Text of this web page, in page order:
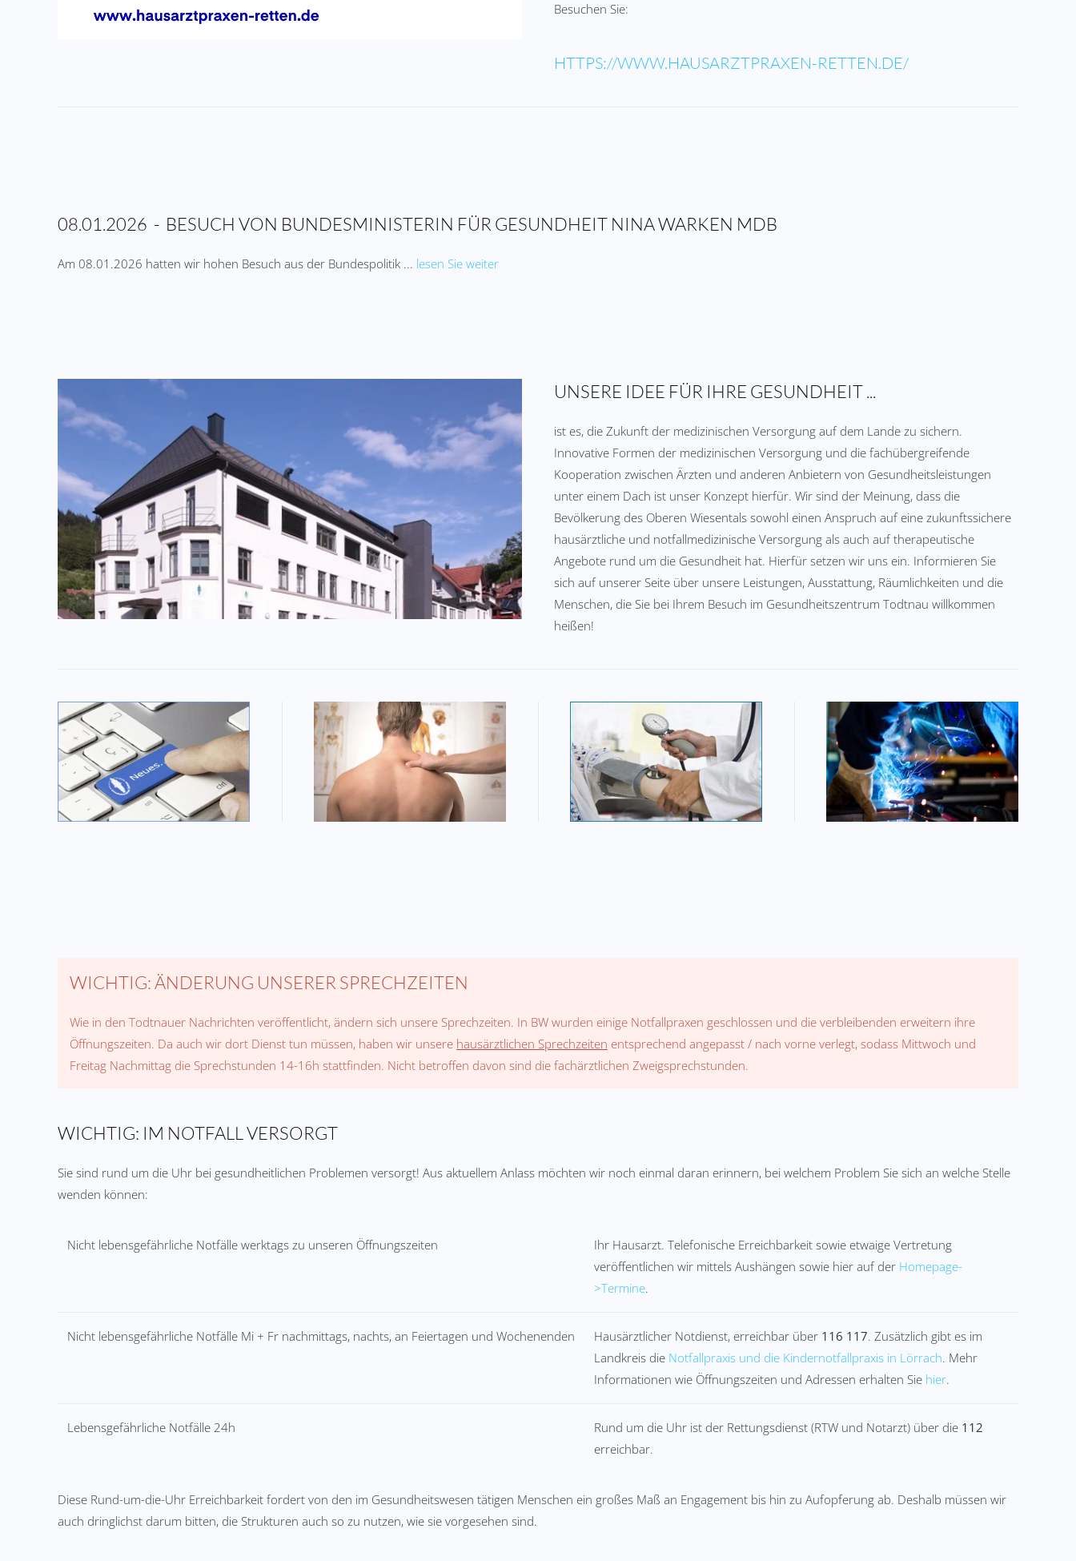
Besuchen Sie:
HTTPS://WWW.HAUSARZTPRAXEN-RETTEN.DE/
08.01.2026 - BESUCH VON BUNDESMINISTERIN FÜR GESUNDHEIT NINA WARKEN MDB
Am 08.01.2026 hatten wir hohen Besuch aus der Bundespolitik ... lesen Sie weiter
UNSERE IDEE FÜR IHRE GESUNDHEIT ...
ist es, die Zukunft der medizinischen Versorgung auf dem Lande zu sichern.
Innovative Formen der medizinischen Versorgung und die fachübergreifende
Kooperation zwischen Ärzten und anderen Anbietern von Gesundheitsleistungen
unter einem Dach ist unser Konzept hierfür. Wir sind der Meinung, dass die
Bevölkerung des Oberen Wiesentals sowohl einen Anspruch auf eine zukunftssichere
hausärztliche und notfallmedizinische Versorgung als auch auf therapeutische
Angebote rund um die Gesundheit hat. Hierfür setzen wir uns ein. Informieren Sie
sich auf unserer Seite über unsere Leistungen, Ausstattung, Räumlichkeiten und die
Menschen, die Sie bei Ihrem Besuch im Gesundheitszentrum Todtnau willkommen
heißen!
Lesenswertes rund um
das Gesundheitszentrum
Heilung und Vorbeugung
durch Bewegung.
Ihre Haus- und Fachärzte
vor Ort
Gesund im Beruf - Sicher
bei der Arbeit!
WICHTIG: ÄNDERUNG UNSERER SPRECHZEITEN
Wie in den Todtnauer Nachrichten veröffentlicht, ändern sich unsere Sprechzeiten. In BW wurden einige Notfallpraxen geschlossen und die verbleibenden erweitern ihre
Öffnungszeiten. Da auch wir dort Dienst tun müssen, haben wir unsere hausärztlichen Sprechzeiten entsprechend angepasst / nach vorne verlegt, sodass Mittwoch und
Freitag Nachmittag die Sprechstunden 14-16h stattfinden. Nicht betroffen davon sind die fachärztlichen Zweigsprechstunden.
WICHTIG: IM NOTFALL VERSORGT
Sie sind rund um die Uhr bei gesundheitlichen Problemen versorgt! Aus aktuellem Anlass möchten wir noch einmal daran erinnern, bei welchem Problem Sie sich an welche Stelle
wenden können:
Nicht lebensgefährliche Notfälle werktags zu unseren Öffnungszeiten
Ihr Hausarzt. Telefonische Erreichbarkeit sowie etwaige Vertretung
veröffentlichen wir mittels Aushängen sowie hier auf der Homepage-
>Termine.
Nicht lebensgefährliche Notfälle Mi + Fr nachmittags, nachts, an Feiertagen und Wochenenden Hausärztlicher Notdienst, erreichbar über 116 117. Zusätzlich gibt es im
Landkreis die Notfallpraxis und die Kindernotfallpraxis in Lörrach. Mehr
Informationen wie Öffnungszeiten und Adressen erhalten Sie hier.
Lebensgefährliche Notfälle 24h Rund um die Uhr ist der Rettungsdienst (RTW und Notarzt) über die 112
erreichbar.
Diese Rund-um-die-Uhr Erreichbarkeit fordert von den im Gesundheitswesen tätigen Menschen ein großes Maß an Engagement bis hin zu Aufopferung ab. Deshalb müssen wir
auch dringlichst darum bitten, die Strukturen auch so zu nutzen, wie sie vorgesehen sind.